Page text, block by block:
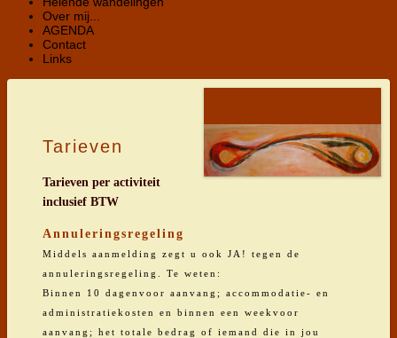
Over mij...
AGENDA
Contact
Links
Tarieven
Tarieven per activiteit
inclusief BTW
Annuleringsregeling
Middels aanmelding zegt u ook JA! tegen de
annuleringsregeling. Te weten:
Binnen 10 dagenvoor aanvang; accommodatie- en
administratiekosten en binnen een weekvoor
aanvang; het totale bedrag of iemand die in jou